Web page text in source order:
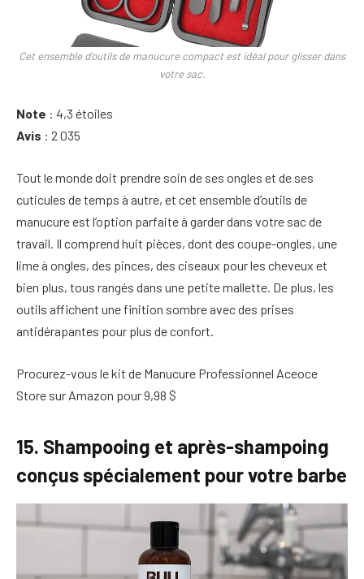
Cet ensemble d’outils de manucure compact est idéal pour glisser dans
votre sac.
Note : 4,3 étoiles
Avis : 2 035
Tout le monde doit prendre soin de ses ongles et de ses
cuticules de temps à autre, et cet ensemble d’outils de
manucure est l’option parfaite à garder dans votre sac de
travail. Il comprend huit pièces, dont des coupe-ongles, une
lime à ongles, des pinces, des ciseaux pour les cheveux et
bien plus, tous rangés dans une petite mallette. De plus, les
outils affichent une finition sombre avec des prises
antidérapantes pour plus de confort.
Procurez-vous le kit de Manucure Professionnel Aceoce
Store sur Amazon pour 9,98 $
15. Shampooing et après-shampoing
conçus spécialement pour votre barbe